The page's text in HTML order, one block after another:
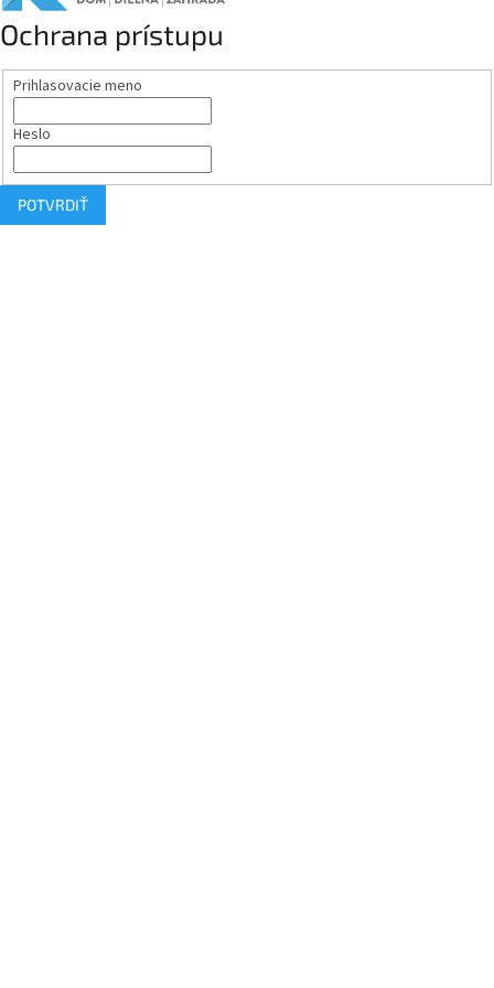
Ochrana prístupu
Prihlasovacie meno
Heslo
POTVRDIŤ